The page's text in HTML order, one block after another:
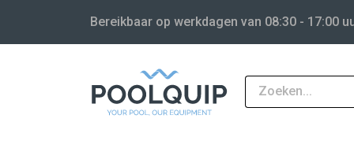
Bereikbaar op werkdagen van 08:30 - 17:00